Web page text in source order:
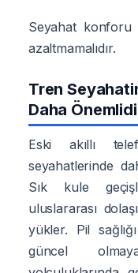
Seyahat konforu
azaltmamalıdır.
Tren
Daha
Eski akıllı
seyahatlerinde
Sık kule
uluslararası
yükler. Pil
güncel